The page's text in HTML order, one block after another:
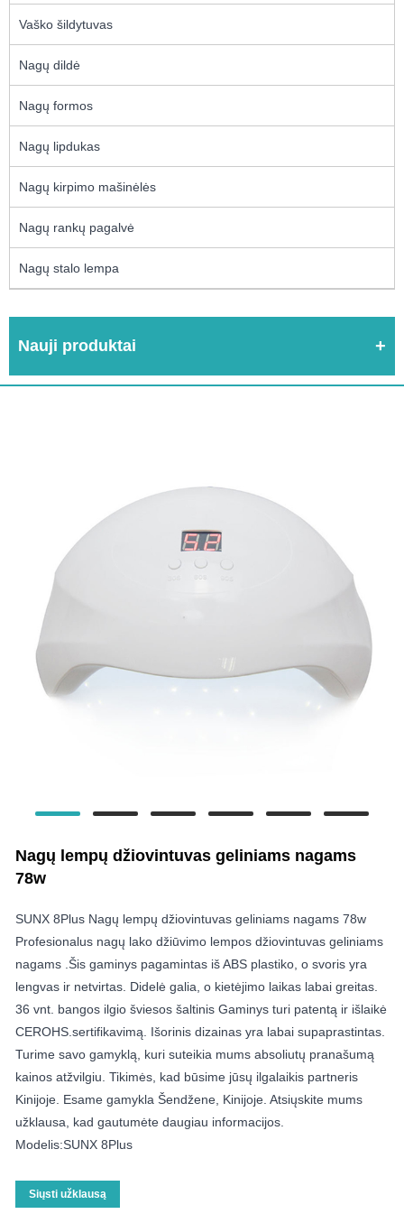
Vaško šildytuvas
Nagų dildė
Nagų formos
Nagų lipdukas
Nagų kirpimo mašinėlės
Nagų rankų pagalvė
Nagų stalo lempa
Nauji produktai
Nagų lempų džiovintuvas geliniams nagams
78w
SUNX 8Plus Nagų lempų džiovintuvas geliniams nagams 78w
Profesionalus nagų lako džiūvimo lempos džiovintuvas geliniams
nagams .Šis gaminys pagamintas iš ABS plastiko, o svoris yra
lengvas ir netvirtas. Didelė galia, o kietėjimo laikas labai greitas.
36 vnt. bangos ilgio šviesos šaltinis Gaminys turi patentą ir išlaikė
CEROHS.sertifikavimą. Išorinis dizainas yra labai supaprastintas.
Turime savo gamyklą, kuri suteikia mums absoliutų pranašumą
kainos atžvilgiu. Tikimės, kad būsime jūsų ilgalaikis partneris
Kinijoje. Esame gamykla Šendžene, Kinijoje. Atsiųskite mums
užklausa, kad gautumėte daugiau informacijos.
Modelis:SUNX 8Plus
Siųsti užklausą